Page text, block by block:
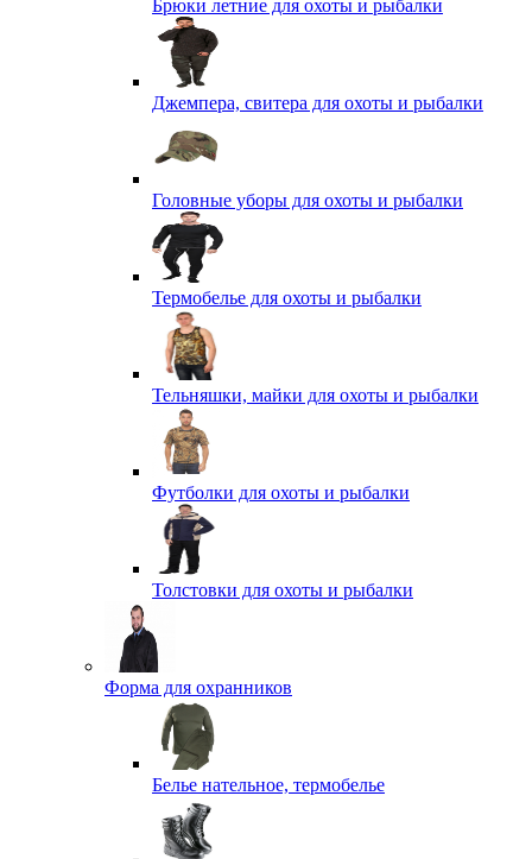
Брюки летние для охоты и рыбалки
Джемпера, свитера для охоты и рыбалки
Головные уборы для охоты и рыбалки
Термобелье для охоты и рыбалки
Тельняшки, майки для охоты и рыбалки
Футболки для охоты и рыбалки
Толстовки для охоты и рыбалки
Форма для охранников
Белье нательное, термобелье